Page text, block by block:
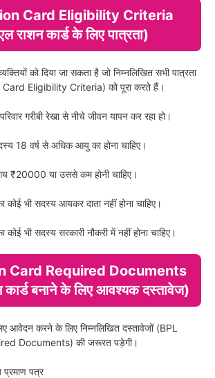
Card Eligibility Criteria
राशन कार्ड के लिए पात्रता)
को दिया जा सकता है जो निम्नलिखित सभी पात्रता
Card Eligibility Criteria) को पूरा करते हैं।
गरीबी रेखा से नीचे जीवन यापन कर रहा हो।
18 वर्ष से अधिक आयु का होना चाहिए।
₹20000 या उससे कम होनी चाहिए।
भी सदस्य आयकर दाता नहीं होना चाहिए।
भी सदस्य सरकारी नौकरी में नहीं होना चाहिए।
Card Required Documents
कार्ड बनाने के लिए आवश्यक दस्तावेज)
आवेदन करने के लिए निम्नलिखित दस्तावेजों (BPL
Documents) की जरूरत पड़ेगी।
पत्र